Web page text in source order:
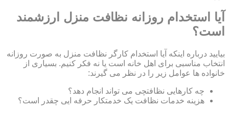
آیا استخدام روزانه نظافت منزل ارزشمند
است؟
بیایید درباره اینکه آیا استخدام کارگر نظافت منزل به صورت روزانه
انتخاب مناسبی برای اهل خانه است یا نه فکر کنیم. بسیاری از
خانواده ها عوامل زیر را در نظر می گیرند:
چه کارهایی نظافتچی می تواند انجام دهد؟
هزینه خدمات نظافت یک خدمتکار حرفه ایی چقدر است؟